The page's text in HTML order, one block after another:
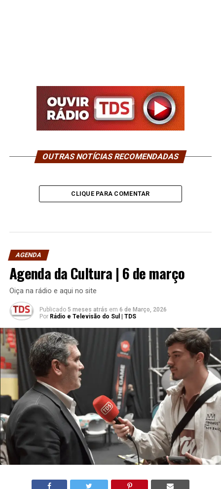
OUTRAS NOTÍCIAS RECOMENDADAS
CLIQUE PARA COMENTAR
AGENDA
Agenda da Cultura | 6 de março
Oiça na rádio e aqui no site
Publicado 5 meses atrás em 6 de Março, 2026
Por Rádio e Televisão do Sul | TDS